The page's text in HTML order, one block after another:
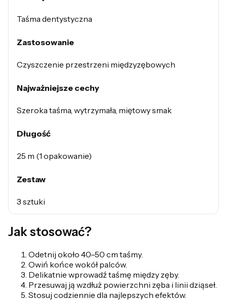
Taśma dentystyczna
Zastosowanie
Czyszczenie przestrzeni międzyzębowych
Najważniejsze cechy
Szeroka taśma, wytrzymała, miętowy smak
Długość
25 m (1 opakowanie)
Zestaw
3 sztuki
Jak stosować?
Odetnij około 40–50 cm taśmy.
Owiń końce wokół palców.
Delikatnie wprowadź taśmę między zęby.
Przesuwaj ją wzdłuż powierzchni zęba i linii dziąseł.
Stosuj codziennie dla najlepszych efektów.